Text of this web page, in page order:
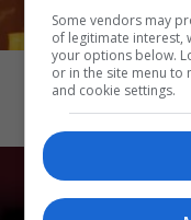
Some vendors may
of legitimate interest,
your options below.
or in the site menu to
and cookie settings.